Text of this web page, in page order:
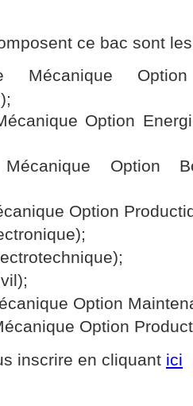
ce bac sont
Mécanique
Option
Mécanique Option
Option
Option
Option
inscrire en cliquant ici